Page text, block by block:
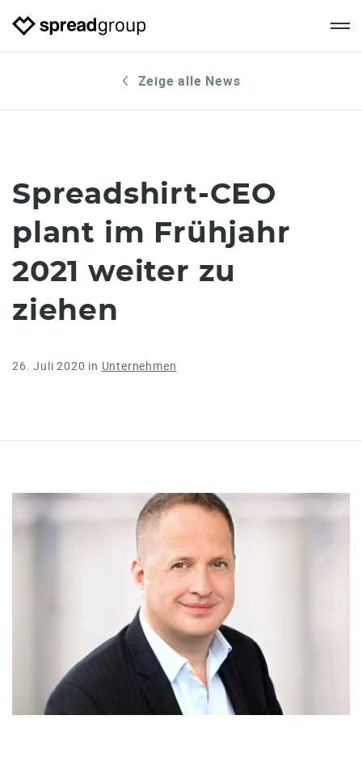
Zeige alle News
Spreadshirt-CEO
plant im Frühjahr
2021 weiter zu
ziehen
26. Juli 2020 in Unternehmen